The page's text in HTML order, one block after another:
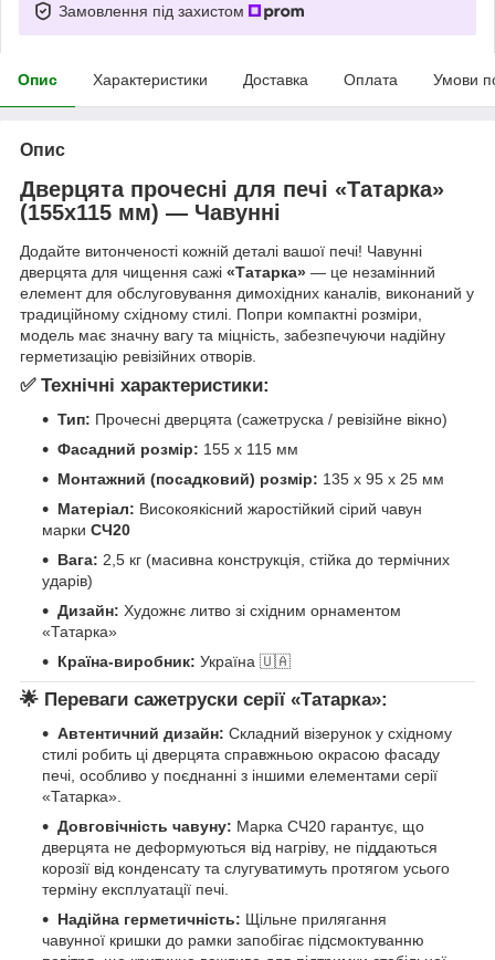
Замовлення під захистом
Опис Характеристики Доставка Оплата Умови
Опис
Дверцята прочесні для печі «Татарка»
(155х115 мм) — Чавунні
Додайте витонченості кожній деталі вашої печі! Чавунні
дверцята для чищення сажі «Татарка» — це незамінний
елемент для обслуговування димохідних каналів, виконаний у
традиційному східному стилі. Попри компактні розміри,
модель має значну вагу та міцність, забезпечуючи надійну
герметизацію ревізійних отворів.
✅ Технічні характеристики:
Тип: Прочесні дверцята (сажетруска / ревізійне вікно)
Фасадний розмір: 155 х 115 мм
Монтажний (посадковий) розмір: 135 х 95 х 25 мм
Матеріал: Високоякісний жаростійкий сірий чавун
марки СЧ20
Вага: 2,5 кг (масивна конструкція, стійка до термічних
ударів)
Дизайн: Художнє литво зі східним орнаментом
«Татарка»
Країна-виробник: Україна 🇺🇦
🌟 Переваги сажетруски серії «Татарка»:
Автентичний дизайн: Складний візерунок у східному
стилі робить ці дверцята справжньою окрасою фасаду
печі, особливо у поєднанні з іншими елементами серії
«Татарка».
Довговічність чавуну: Марка СЧ20 гарантує, що
дверцята не деформуються від нагріву, не піддаються
корозії від конденсату та слугуватимуть протягом усього
терміну експлуатації печі.
Надійна герметичність: Щільне прилягання
чавунної кришки до рамки запобігає підсмоктуванню